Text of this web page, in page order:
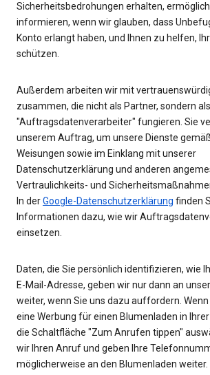
Sicherheitsbedrohungen erhalten,
informieren, wenn wir glauben, dass
Konto erlangt haben, und Ihnen zu helfen,
schützen.
Außerdem arbeiten wir mit
zusammen, die nicht als Partner, sondern als
"Auftragsdatenverarbeiter" fungieren. Sie
unserem Auftrag, um unsere Dienste
Weisungen sowie im Einklang mit unserer
Datenschutzerklärung und anderen
Vertraulichkeits- und
In derGoogle-Datenschutzerklärung finden
Informationen dazu, wie wir
einsetzen.
Daten, die Sie persönlich identifizieren, wie
E-Mail-Adresse, geben wir nur dann an
weiter, wenn Sie uns dazu auffordern.
eine Werbung für einen Blumenladen in
die Schaltfläche "Zum Anrufen tippen"
wir Ihren Anruf und geben Ihre
möglicherweise an den Blumenladen weiter.